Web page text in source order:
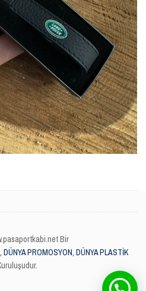
Bir
DÜNYA PROMOSYON, DÜNYA PLASTİK